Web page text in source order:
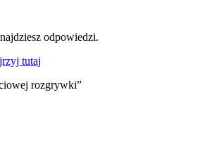
odpowiedzi.
tutaj
rozgrywki”